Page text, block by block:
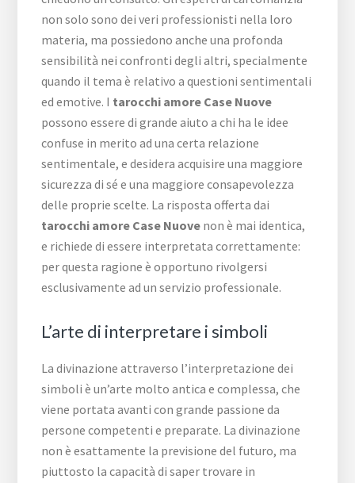
non solo sono dei veri professionisti nella loro
materia, ma possiedono anche una profonda
sensibilità nei confronti degli altri, specialmente
quando il tema è relativo a questioni sentimentali
ed emotive. I tarocchi amore Case Nuove
possono essere di grande aiuto a chi ha le idee
confuse in merito ad una certa relazione
sentimentale, e desidera acquisire una maggiore
sicurezza di sé e una maggiore consapevolezza
delle proprie scelte. La risposta offerta dai
tarocchi amore Case Nuove non è mai identica,
e richiede di essere interpretata correttamente:
per questa ragione è opportuno rivolgersi
esclusivamente ad un servizio professionale.
L’arte di interpretare i simboli
La divinazione attraverso l’interpretazione dei
simboli è un’arte molto antica e complessa, che
viene portata avanti con grande passione da
persone competenti e preparate. La divinazione
non è esattamente la previsione del futuro, ma
piuttosto la capacità di saper trovare in